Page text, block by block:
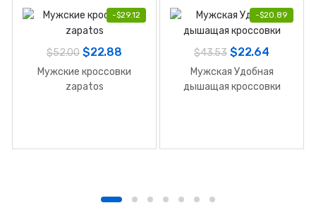
-$29.12
$52.00 $22.88
Мужские кроссовки
zapatos
-$20.89
$43.53 $22.64
Мужская Удобная
дышащая кроссовки